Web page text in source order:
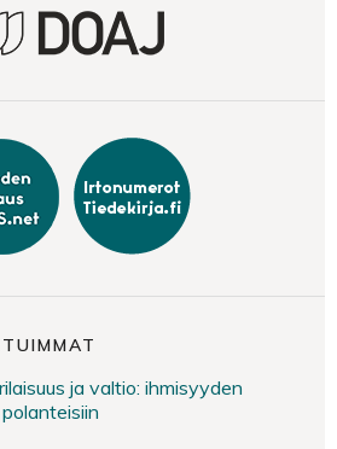
ja valtio: ihmisyyden